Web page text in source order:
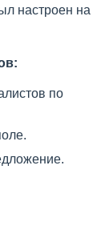
настроен на
по